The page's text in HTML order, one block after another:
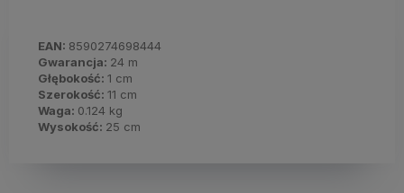
EAN: 8590274698444
Gwarancja: 24 m
Głębokość: 1 cm
Szerokość: 11 cm
Waga: 0.124 kg
Wysokość: 25 cm